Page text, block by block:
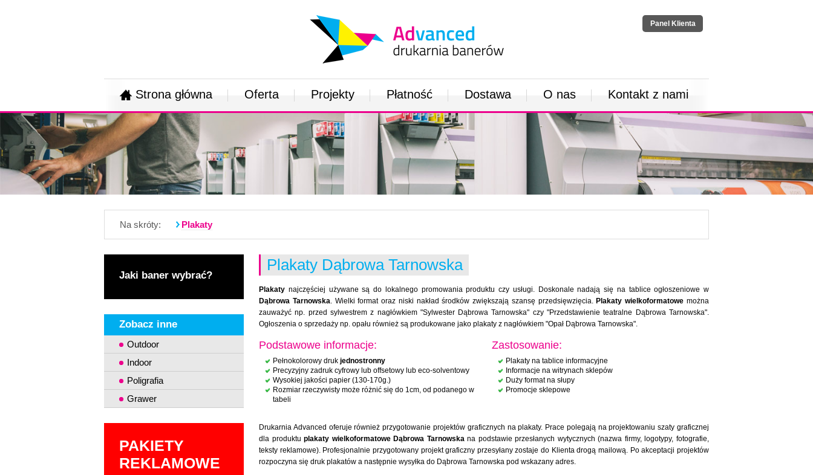
Panel Klienta
Strona główna Oferta Projekty Płatność Dostawa O nas Kontakt z nami
Na skróty: Plakaty
Jaki baner wybrać?
Zobacz inne
Outdoor
Indoor
Poligrafia
Grawer
PAKIETY
REKLAMOWE
Plakaty Dąbrowa Tarnowska
Plakaty najczęściej używane są do lokalnego promowania produktu czy usługi. Doskonale nadają się na tablice ogłoszeniowe w
Dąbrowa Tarnowska. Wielki format oraz niski nakład środków zwiększają szansę przedsięwzięcia. Plakaty wielkoformatowe można
zauważyć np. przed sylwestrem z nagłówkiem "Sylwester Dąbrowa Tarnowska" czy "Przedstawienie teatralne Dąbrowa Tarnowska".
Ogłoszenia o sprzedaży np. opału również są produkowane jako plakaty z nagłówkiem "Opał Dąbrowa Tarnowska".
Podstawowe informacje:
Pełnokolorowy druk jednostronny
Precyzyjny zadruk cyfrowy lub offsetowy lub eco-solventowy
Wysokiej jakości papier (130-170g.)
Rozmiar rzeczywisty może różnić się do 1cm, od podanego w
tabeli
Zastosowanie:
Plakaty na tablice informacyjne
Informacje na witrynach sklepów
Duży format na słupy
Promocje sklepowe
Drukarnia Advanced oferuje również przygotowanie projektów graficznych na plakaty. Prace polegają na projektowaniu szaty graficznej
dla produktuplakaty wielkoformatowe Dąbrowa Tarnowskana podstawie przesłanych wytycznych (nazwa firmy, logotypy, fotografie,
teksty reklamowe). Profesjonalnie przygotowany projekt graficzny przesyłany zostaje do Klienta drogą mailową. Po akceptacji projektów
rozpoczyna się druk plakatów a następnie wysyłka do Dąbrowa Tarnowska pod wskazany adres.